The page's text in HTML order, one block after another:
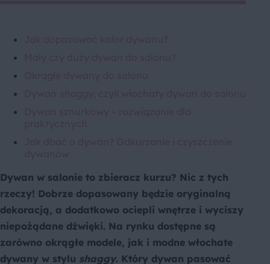
Dywan w salonie to zbieracz kurzu? Nic z tych
rzeczy! Dobrze dopasowany będzie oryginalną
dekoracją, a dodatkowo ociepli wnętrze i wyciszy
niepożądane dźwięki. Na rynku dostępne są
zarówno okrągłe modele, jak i modne włochate
dywany w stylu shaggy. Który dywan pasować